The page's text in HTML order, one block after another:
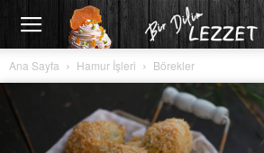
Ana Sayfa Hamur İşleri Börekler